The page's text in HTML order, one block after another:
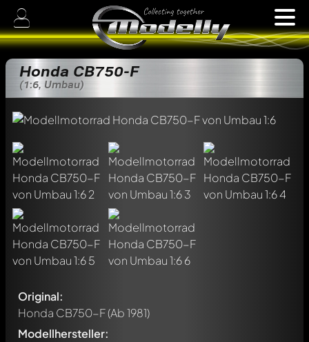
Honda CB750-F
(1:6, Umbau)
Original:
Honda CB750-F(Ab 1981)
Modellhersteller: